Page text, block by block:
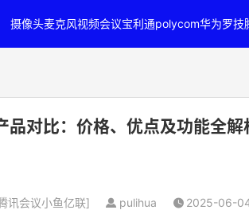
摄像头麦克风视频会议宝利通polycom华为罗技
品对比：价格、优点及功能全解
讯会议小鱼亿联] pulihua 2025-06-